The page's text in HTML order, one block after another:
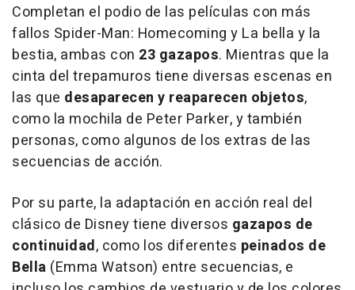
Completan el podio de las películas con más
fallos Spider-Man: Homecoming y La bella y la
bestia, ambas con 23 gazapos. Mientras que la
cinta del trepamuros tiene diversas escenas en
las que desaparecen y reaparecen objetos,
como la mochila de Peter Parker, y también
personas, como algunos de los extras de las
secuencias de acción.
Por su parte, la adaptación en acción real del
clásico de Disney tiene diversos gazapos de
continuidad, como los diferentes peinados de
Bella (Emma Watson) entre secuencias, e